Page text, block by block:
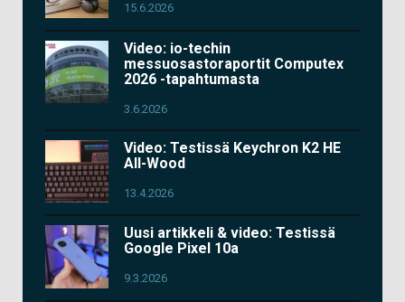
15.6.2026
Video: io-techin
messuosastoraportit Computex
2026 -tapahtumasta
3.6.2026
Video: Testissä Keychron K2 HE
All-Wood
13.4.2026
Uusi artikkeli & video: Testissä
Google Pixel 10a
9.3.2026